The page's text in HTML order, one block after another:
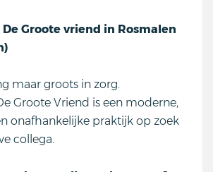
Groote vriend in Rosmalen
maar groots in zorg.
Groote Vriend is een moderne,
onafhankelijke praktijk op zoek
collega.